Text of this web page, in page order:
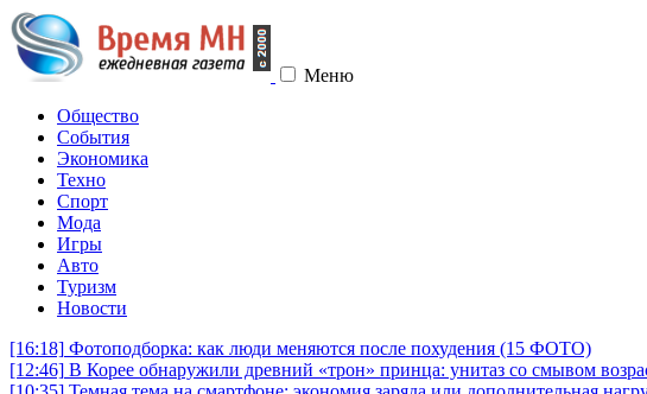
Меню
Общество
События
Экономика
Техно
Спорт
Мода
Игры
Авто
Туризм
Новости
[16:18] Фотоподборка: как люди меняются после похудения (15 ФОТО)
[12:46] В Корее обнаружили древний «трон» принца: унитаз со смывом